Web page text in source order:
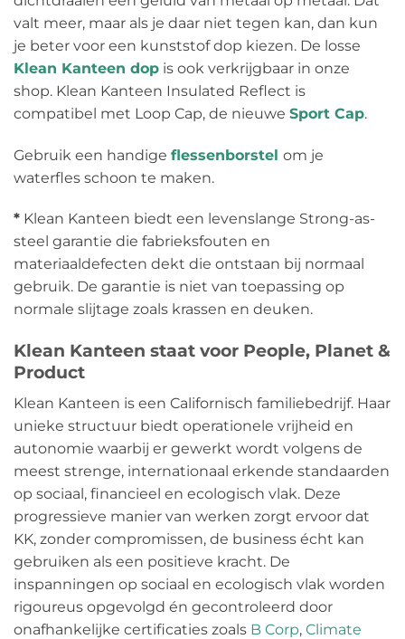
valt meer, maar als je daar niet tegen kan, dan kun
je beter voor een kunststof dop kiezen. De losse
Klean Kanteen dop is ook verkrijgbaar in onze
shop. Klean Kanteen Insulated Reflect is
compatibel met Loop Cap, de nieuwe Sport Cap.
Gebruik een handige flessenborstel om je
waterfles schoon te maken.
* Klean Kanteen biedt een levenslange Strong-as-
steel garantie die fabrieksfouten en
materiaaldefecten dekt die ontstaan bij normaal
gebruik. De garantie is niet van toepassing op
normale slijtage zoals krassen en deuken.
Klean Kanteen staat voor People, Planet &
Product
Klean Kanteen is een Californisch familiebedrijf. Haar
unieke structuur biedt operationele vrijheid en
autonomie waarbij er gewerkt wordt volgens de
meest strenge, internationaal erkende standaarden
op sociaal, financieel en ecologisch vlak. Deze
progressieve manier van werken zorgt ervoor dat
KK, zonder compromissen, de business écht kan
gebruiken als een positieve kracht. De
inspanningen op sociaal en ecologisch vlak worden
rigoureus opgevolgd én gecontroleerd door
onafhankelijke certificaties zoals B Corp, Climate